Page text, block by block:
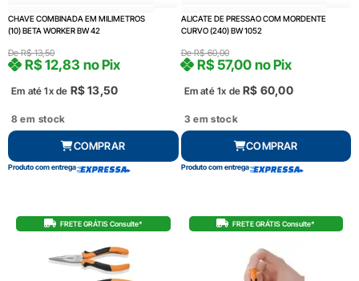
CHAVE COMBINADA EM MILIMETROS
(10) BETA WORKER BW 42
DeR$13,50
Em até 1x de R$13,50
R$12,83 no Pix
8 em stock
COMPRAR
Produto com entrega
ALICATE DE PRESSAO COM MORDENTE
CURVO (240) BW 1052
DeR$60,00
Em até 1x de R$ 60,00
R$ 57,00 no Pix
3 em stock
COMPRAR
Produto com entrega
FRETE GRÁTIS Consulte* FRETE GRÁTIS Consulte*